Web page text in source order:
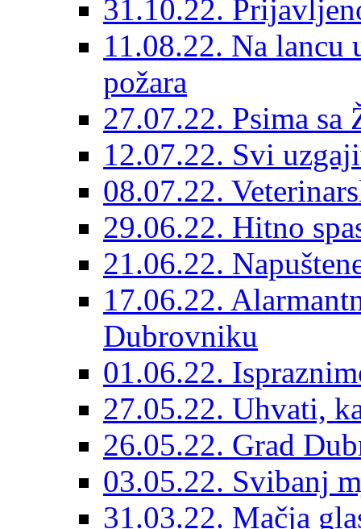
31.10.22.
11.08.22. Na
požara
27.07.22. Psima sa
12.07.22. Svi
08.07.22.
29.06.22. Hitno
21.06.22.
17.06.22.
Dubrovniku
01.06.22.
27.05.22. Uhvati,
26.05.22. Grad
03.05.22. Svibanj
31.03.22. Mačja